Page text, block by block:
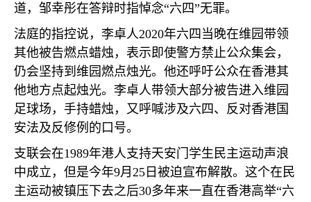
道，邹幸彤在答辩时指悼念“六四”无罪。
法庭的指控说，李卓人2020年六四当晚在维园带领
其他被告燃点蜡烛，表示即使警方禁止公众集会，
仍会坚持到维园燃点烛光。他还呼吁公众在香港其
他地方点起烛光。李卓人带领大部分被告进入维园
足球场，手持蜡烛，又呼喊涉及六四、反对香港国
安法及反修例的口号。
支联会在1989年港人支持天安门学生民主运动声浪
中成立，但是今年9月 25 日被迫宣布解散。这个在民
主运动被镇压下去之后30多年来一直在香港高举“六